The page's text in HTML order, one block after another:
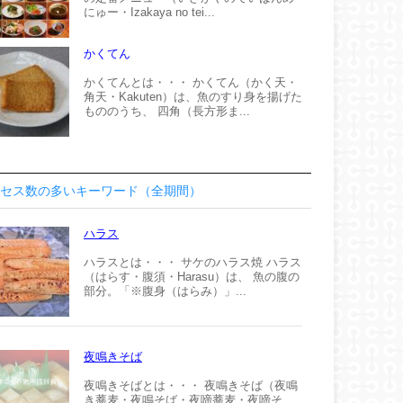
にゅー・Izakaya no tei...
かくてん
かくてんとは・・・ かくてん（かく天・
角天・Kakuten）は、魚のすり身を揚げた
もののうち、 四角（長方形ま...
ス数の多いキーワード（全期間）
ハラス
ハラスとは・・・ サケのハラス焼 ハラス
（はらす・腹須・Harasu）は、 魚の腹の
部分。「※腹身（はらみ）」...
夜鳴きそば
夜鳴きそばとは・・・ 夜鳴きそば（夜鳴
き蕎麦・夜鳴そば・夜啼蕎麦・夜啼そ